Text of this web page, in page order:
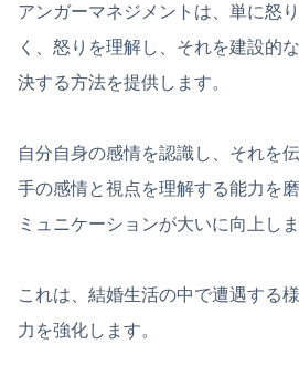
アンガーマネジメントは、単に怒
く、怒りを理解し、それを建設的
決する方法を提供します。
自分自身の感情を認識し、それを
手の感情と視点を理解する能力を
ミュニケーションが大いに向上しま
これは、結婚生活の中で遭遇する
力を強化します。